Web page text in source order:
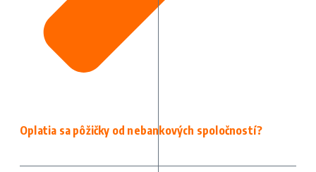
Oplatia sa pôžičky od nebankových spoločností?